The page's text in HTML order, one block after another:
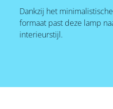
Dankzij het
formaat past deze lamp
interieurstijl.